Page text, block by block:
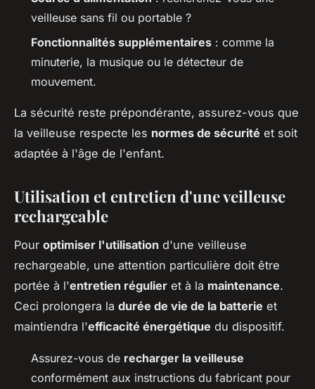
veilleuse sans fil ou portable ?
Fonctionnalités supplémentaires : comme la
minuterie, la musique ou le détecteur de
mouvement.
La sécurité reste prépondérante, assurez-vous que
la veilleuse respecte les normes de sécurité et soit
adaptée à l'âge de l'enfant.
Utilisation et entretien d'une veilleuse
rechargeable
Pour optimiser l'utilisation d'une veilleuse
rechargeable, une attention particulière doit être
portée à l'entretien régulier et à la maintenance.
Ceci prolongera la durée de vie de la batterie et
maintiendra l'efficacité énergétique du dispositif.
Assurez-vous de recharger la veilleuse
conformément aux instructions du fabricant pour